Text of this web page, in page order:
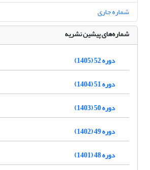
شماره جاری
شماره‌های پیشین نشریه
دوره 52 (1405)
دوره 51 (1404)
دوره 50 (1403)
دوره 49 (1402)
دوره 48 (1401)